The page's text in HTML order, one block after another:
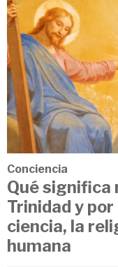
Conciencia
Qué significa
Trinidad y
ciencia, la
humana